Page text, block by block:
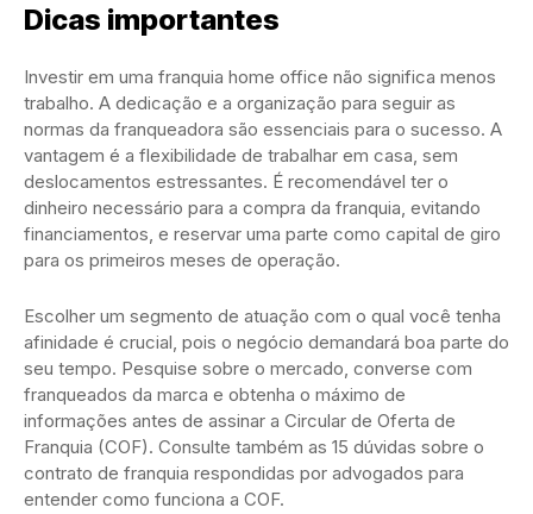
Dicas importantes
Investir em uma franquia home office não significa menos
trabalho. A dedicação e a organização para seguir as
normas da franqueadora são essenciais para o sucesso. A
vantagem é a flexibilidade de trabalhar em casa, sem
deslocamentos estressantes. É recomendável ter o
dinheiro necessário para a compra da franquia, evitando
financiamentos, e reservar uma parte como capital de giro
para os primeiros meses de operação.
Escolher um segmento de atuação com o qual você tenha
afinidade é crucial, pois o negócio demandará boa parte do
seu tempo. Pesquise sobre o mercado, converse com
franqueados da marca e obtenha o máximo de
informações antes de assinar a Circular de Oferta de
Franquia (COF). Consulte também as 15 dúvidas sobre o
contrato de franquia respondidas por advogados para
entender como funciona a COF.